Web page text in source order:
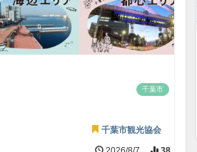
千葉市
千葉市観光協会